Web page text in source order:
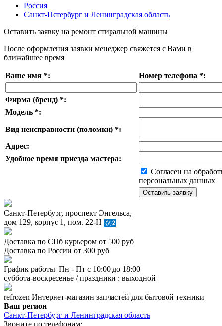
Россия
Санкт-Петербург и Ленинградская область
Оставить заявку на ремонт стиральной машины
После оформления заявки менеджер свяжется с Вами в
ближайшее время
Ваше имя *: Номер телефона *:
Фирма (бренд) *:
Модель *:
Вид неисправности (поломки) *:
Адрес:
Удобное время приезда мастера:
Согласен на
персональных данных
Санкт-Петербург, проспект Энгельса,
дом 129, корпус 1, пом. 22-Н
Доставка по СПб курьером от 500 руб
Доставка по России от 300 руб
График работы: Пн - Пт с 10:00 до 18:00
суббота-воскресенье / праздники : выходной
refrozen Интернет-магазин запчастей для бытовой техники
Ваш регион
Санкт-Петербург и Ленинградская область
Звоните по телефонам: